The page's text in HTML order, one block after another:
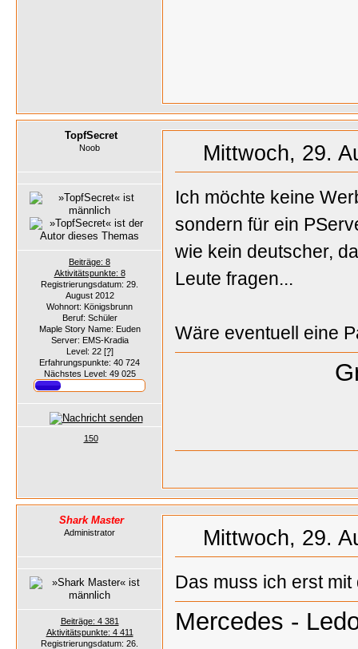
TopfSecret
Noob
Beiträge: 8
Aktivitätspunkte: 8
Registrierungsdatum: 29.
August 2012
Wohnort: Königsbrunn
Beruf: Schüler
Maple Story Name: Euden
Server: EMS-Kradia
Level: 22 [?]
Erfahrungspunkte: 40 724
Nächstes Level: 49 025
150
Mittwoch, 29.
Ich möchte keine
sondern für ein
wie kein deutscher,
Leute fragen...
Wäre eventuell eine
Shark Master
Administrator
Beiträge: 4 381
Aktivitätspunkte: 4 411
Registrierungsdatum: 26.
Mittwoch, 29.
Das muss ich erst mit
Mercedes -